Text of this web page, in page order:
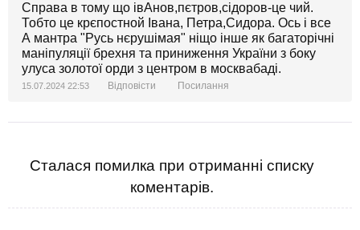
Справа в тому що івАнов,пєтров,сідоров-це чий.
Тобто це крєпостной Івана, Петра,Сидора. Ось і все
А мантра "Русь нєрушімая" ніщо інше як багаторічні
маніпуляції брехня та приниження України з боку
улуса золотої орди з центром в москвабаді.
15.07.2024 22:53 Відповісти Посилання
Сталася помилка при отриманні списку
коментарів.